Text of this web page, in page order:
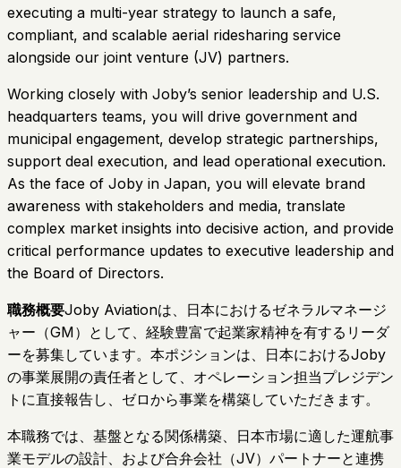
executing a multi-year strategy to launch a safe,
compliant, and scalable aerial ridesharing service
alongside our joint venture (JV) partners.
Working closely with Joby’s senior leadership and U.S.
headquarters teams, you will drive government and
municipal engagement, develop strategic partnerships,
support deal execution, and lead operational execution.
As the face of Joby in Japan, you will elevate brand
awareness with stakeholders and media, translate
complex market insights into decisive action, and provide
critical performance updates to executive leadership and
the Board of Directors.
職務概要Joby Aviationは、日本におけるゼネラルマネージ
ャー（GM）として、経験豊富で起業家精神を有するリーダ
ーを募集しています。本ポジションは、日本におけるJoby
の事業展開の責任者として、オペレーション担当プレジデン
トに直接報告し、ゼロから事業を構築していただきます。
本職務では、基盤となる関係構築、日本市場に適した運航事
業モデルの設計、および合弁会社（JV）パートナーと連携